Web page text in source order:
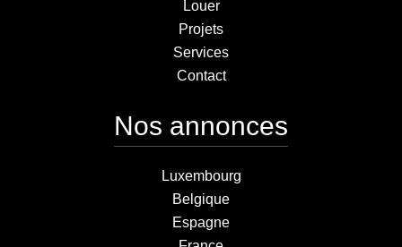
Louer
Projets
Services
Contact
Nos annonces
Luxembourg
Belgique
Espagne